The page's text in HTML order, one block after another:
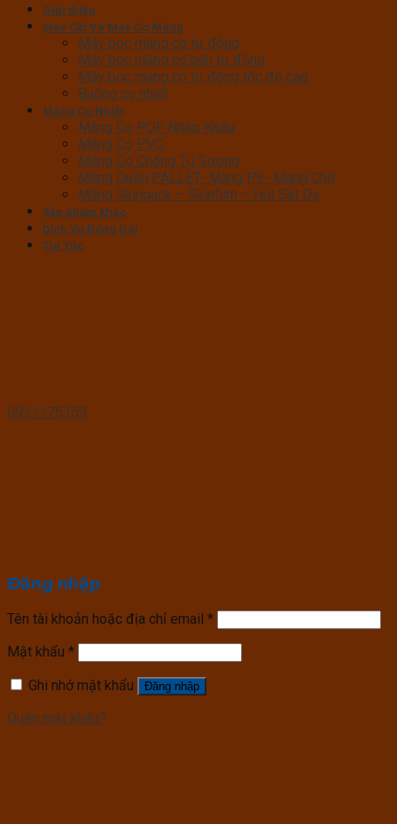
Giới thiệu
Máy Cắt Và Máy Co Màng
Máy bọc màng co tự động
Máy bọc màng co bán tự động
Máy bọc màng co tự động tốc độ cao
Buồng co nhiệt
Màng Co Nhiệt
Màng Co POF Nhập Khẩu
Màng Co PVC
Màng Co Chống Tụ Sương
Màng Quấn PALLET- Màng PE- Màng Chit
Màng Skinpack – Skinfilm – Hút Sát Da
Sản phẩm khác
Dịch Vụ Đóng Gói
Tin Tức
0931175359
Đăng nhập
Tên tài khoản hoặc địa chỉ email *
Mật khẩu *
Ghi nhớ mật khẩu
Đăng nhập
Quên mật khẩu?